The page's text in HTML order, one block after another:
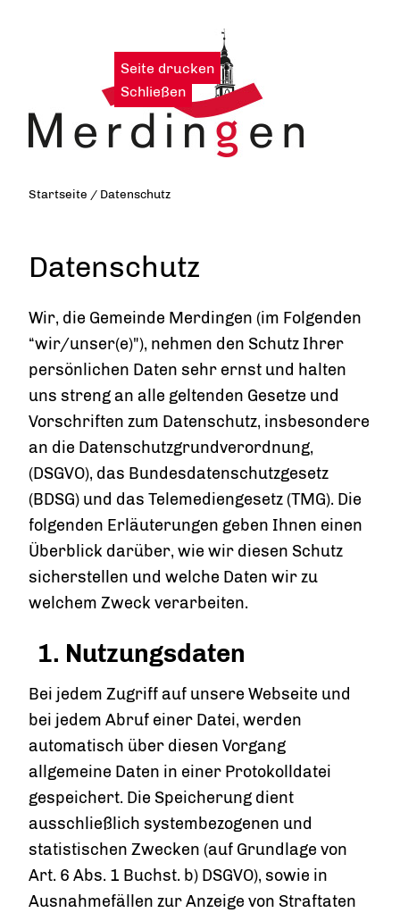
Seite drucken |
Schließen
Startseite / Datenschutz
Datenschutz
Wir, die Gemeinde Merdingen (im Folgenden
“wir/unser(e)"), nehmen den Schutz Ihrer
persönlichen Daten sehr ernst und halten
uns streng an alle geltenden Gesetze und
Vorschriften zum Datenschutz, insbesondere
an die Datenschutzgrundverordnung,
(DSGVO), das Bundesdatenschutzgesetz
(BDSG) und das Telemediengesetz (TMG). Die
folgenden Erläuterungen geben Ihnen einen
Überblick darüber, wie wir diesen Schutz
sicherstellen und welche Daten wir zu
welchem Zweck verarbeiten.
1. Nutzungsdaten
Bei jedem Zugriff auf unsere Webseite und
bei jedem Abruf einer Datei, werden
automatisch über diesen Vorgang
allgemeine Daten in einer Protokolldatei
gespeichert. Die Speicherung dient
ausschließlich systembezogenen und
statistischen Zwecken (auf Grundlage von
Art. 6 Abs. 1 Buchst. b) DSGVO), sowie in
Ausnahmefällen zur Anzeige von Straftaten